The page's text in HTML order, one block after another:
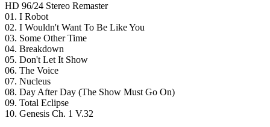
HD 96/24 Stereo Remaster
01. I Robot
02. I Wouldn't Want To Be Like You
03. Some Other Time
04. Breakdown
05. Don't Let It Show
06. The Voice
07. Nucleus
08. Day After Day (The Show Must Go On)
09. Total Eclipse
10. Genesis Ch. 1 V.32